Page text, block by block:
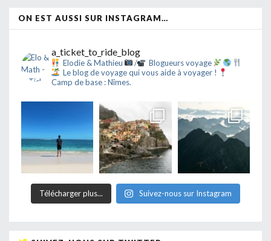
ON EST AUSSI SUR INSTAGRAM…
a_ticket_to_ride_blog
Elodie & Mathieu /
Blogueurs voyage
Le blog de voyage qui vous aide à voyager !
Camp de base : Nîmes.
Télécharger plus... Suivez-nous sur Instagram